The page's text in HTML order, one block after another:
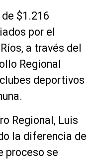
$1.216
por el
a través del
Regional
deportivos
Regional, Luis
la diferencia de
proceso se